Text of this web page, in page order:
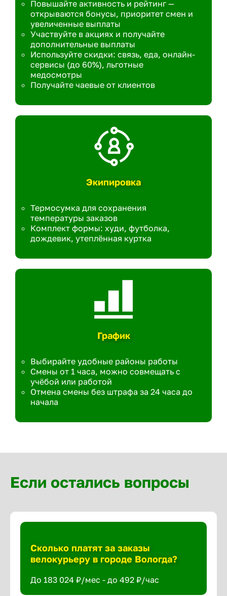
Повышайте активность и рейтинг —
открываются бонусы, приоритет смен и
увеличенные выплаты
Участвуйте в акциях и получайте
дополнительные выплаты
Используйте скидки: связь, еда, онлайн-
сервисы (до 60%), льготные
медосмотры
Получайте чаевые от клиентов
Экипировка
Термосумка для сохранения
температуры заказов
Комплект формы: худи, футболка,
дождевик, утеплённая куртка
График
Выбирайте удобные районы работы
Смены от 1 часа, можно совмещать с
учёбой или работой
Отмена смены без штрафа за 24 часа до
начала
Если остались вопросы
Сколько платят за заказы
велокурьеру в городе Вологда?
До 183 024 ₽/мес - до 492 ₽/час